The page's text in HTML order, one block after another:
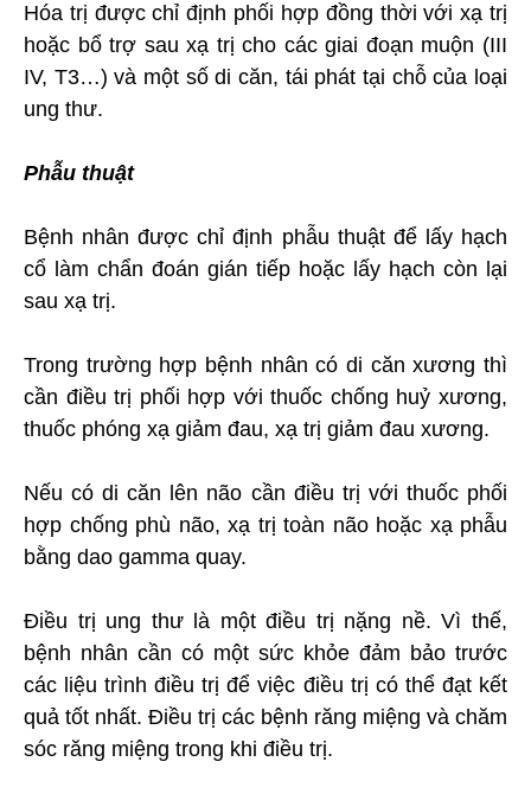
Hóa trị được chỉ định phối hợp đồng thời với xạ trị
hoặc bổ trợ sau xạ trị cho các giai đoạn muộn (III
IV, T3…) và một số di căn, tái phát tại chỗ của loại
ung thư.
Phẫu thuật
Bệnh nhân được chỉ định phẫu thuật để lấy hạch
cổ làm chẩn đoán gián tiếp hoặc lấy hạch còn lại
sau xạ trị.
Trong trường hợp bệnh nhân có di căn xương thì
cần điều trị phối hợp với thuốc chống huỷ xương,
thuốc phóng xạ giảm đau, xạ trị giảm đau xương.
Nếu có di căn lên não cần điều trị với thuốc phối
hợp chống phù não, xạ trị toàn não hoặc xạ phẫu
bằng dao gamma quay.
Điều trị ung thư là một điều trị nặng nề. Vì thế,
bệnh nhân cần có một sức khỏe đảm bảo trước
các liệu trình điều trị để việc điều trị có thể đạt kết
quả tốt nhất. Điều trị các bệnh răng miệng và chăm
sóc răng miệng trong khi điều trị.